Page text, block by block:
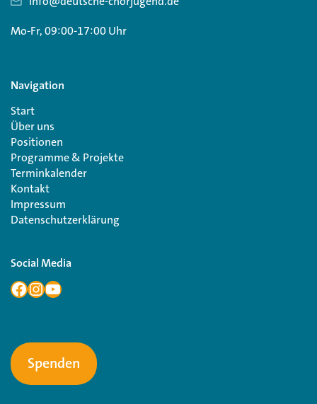
Mo-Fr, 09:00-17:00 Uhr
Navigation
Start
Über uns
Positionen
Programme & Projekte
Terminkalender
Kontakt
Impressum
Datenschutzerklärung
Social Media
Spenden